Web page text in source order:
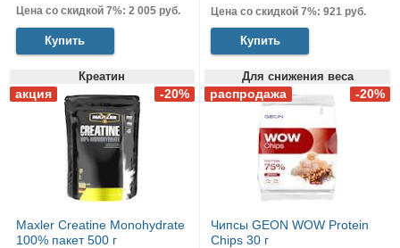
Цена со скидкой 7%: 2 005 руб.
Купить
Цена со скидкой 7%: 921 руб.
Купить
Креатин
Maxler Creatine Monohydrate
100% пакет 500 г
Для снижения веса
Чипсы GEON WOW Protein
Chips 30 г